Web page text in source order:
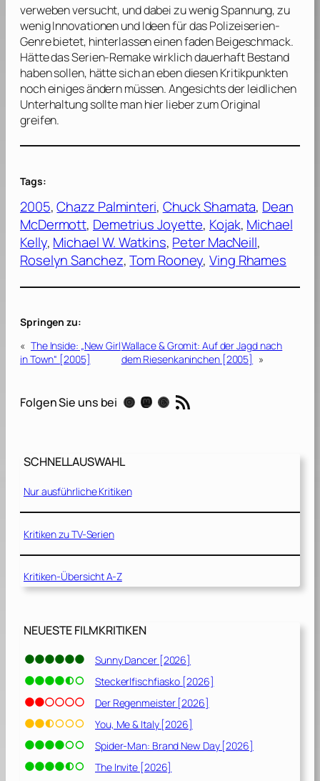
verweben versucht, und dabei zu wenig Spannung, zu
wenig Innovationen und Ideen für das Polizeiserien-
Genre bietet, hinterlassen einen faden Beigeschmack.
Hätte das Serien-Remake wirklich dauerhaft Bestand
haben sollen, hätte sich an eben diesen Kritikpunkten
noch einiges ändern müssen. Angesichts der leidlichen
Unterhaltung sollte man hier lieber zum Original
greifen.
Tags:
2005, Chazz Palminteri, Chuck Shamata, Dean
McDermott, Demetrius Joyette, Kojak, Michael
Kelly, Michael W. Watkins, Peter MacNeill
Roselyn Sanchez, Tom Rooney, Ving Rhames
Springen zu:
« The Inside: „New Girl
in Town“ [2005]
Wallace & Gromit: Auf der Jagd nach
dem Riesenkaninchen [2005] »
Folgen Sie uns bei Instagram Mastodon Threads RSS-Feed
SCHNELLAUSWAHL
Nur ausführliche Kritiken
Kritiken zu TV-Serien
Kritiken-Übersicht A-Z
NEUESTE FILMKRITIKEN
Sunny Dancer [2026]
Steckerlfischfiasko [2026]
Der Regenmeister [2026]
You, Me & Italy [2026]
Spider-Man: Brand New Day [2026]
The Invite [2026]